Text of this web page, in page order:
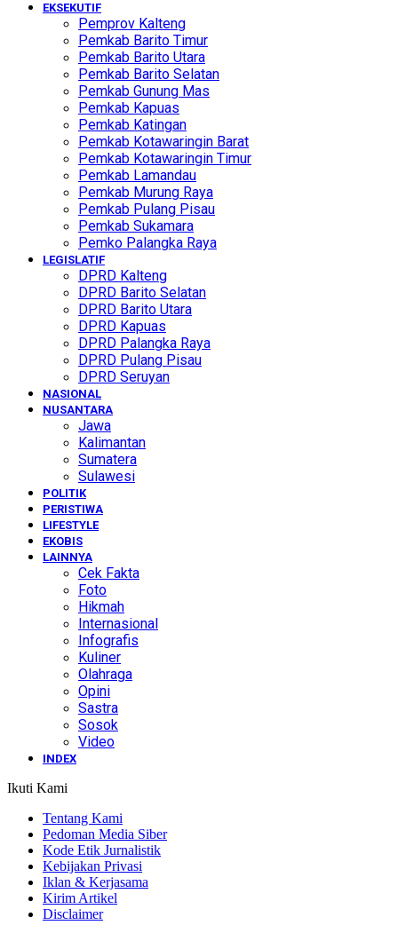
EKSEKUTIF
Pemprov Kalteng
Pemkab Barito Timur
Pemkab Barito Utara
Pemkab Barito Selatan
Pemkab Gunung Mas
Pemkab Kapuas
Pemkab Katingan
Pemkab Kotawaringin Barat
Pemkab Kotawaringin Timur
Pemkab Lamandau
Pemkab Murung Raya
Pemkab Pulang Pisau
Pemkab Sukamara
Pemko Palangka Raya
LEGISLATIF
DPRD Kalteng
DPRD Barito Selatan
DPRD Barito Utara
DPRD Kapuas
DPRD Palangka Raya
DPRD Pulang Pisau
DPRD Seruyan
NASIONAL
NUSANTARA
Jawa
Kalimantan
Sumatera
Sulawesi
POLITIK
PERISTIWA
LIFESTYLE
EKOBIS
LAINNYA
Cek Fakta
Foto
Hikmah
Internasional
Infografis
Kuliner
Olahraga
Opini
Sastra
Sosok
Video
INDEX
Ikuti Kami
Tentang Kami
Pedoman Media Siber
Kode Etik Jurnalistik
Kebijakan Privasi
Iklan & Kerjasama
Kirim Artikel
Disclaimer